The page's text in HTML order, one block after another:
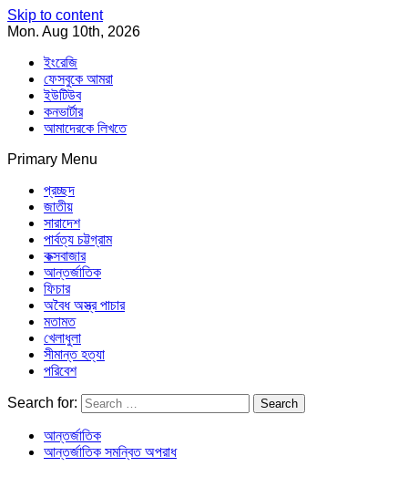
Skip to content
Mon. Aug 10th, 2026
ইংরেজি
ফেসবুকে আমরা
ইউটিউব
কনভার্টার
আমাদেরকে লিখতে
Primary Menu
Southeast Asia Journal
প্রচ্ছদ
জাতীয়
সারাদেশ
পার্বত্য চট্টগ্রাম
কক্সবাজার
আন্তর্জাতিক
ফিচার
অবৈধ অস্ত্র পাচার
মতামত
খেলাধুলা
সীমান্ত হত্যা
পরিবেশ
Search for:
আন্তর্জাতিক
আন্তর্জাতিক সমন্বিত অপরাধ